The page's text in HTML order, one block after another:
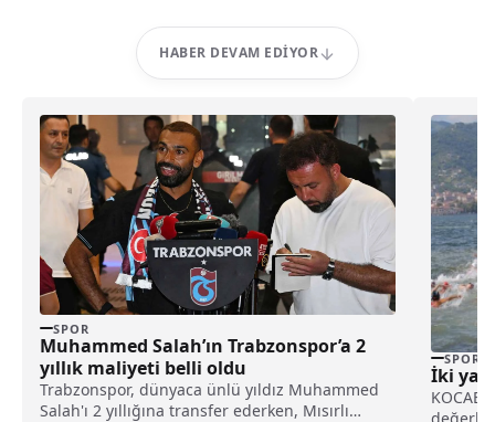
HABER DEVAM EDIYOR
SPOR
Muhammed Salah’ın Trabzonspor’a 2
yıllık maliyeti belli oldu
Trabzonspor, dünyaca ünlü yıldız Muhammed
Salah'ı 2 yıllığına transfer ederken, Mısırlı
SPOR
İki
değerli